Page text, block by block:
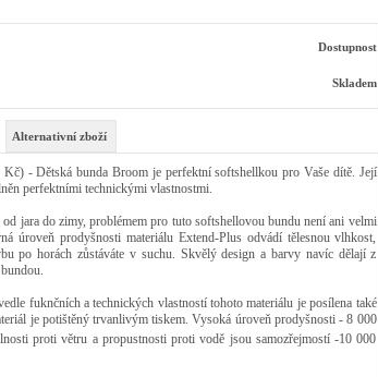
Dostupnost
Skladem
Alternativní zboží
- Dětská bunda Broom je perfektní softshellkou pro Vaše dítě. Její
perfektními technickými vlastnostmi.
jara do zimy, problémem pro tuto softshellovou bundu není ani velmi
úroveň prodyšnosti materiálu Extend-Plus odvádí tělesnou vlhkost,
po horách zůstáváte v suchu. Skvělý design a barvy navíc dělají z
fuknčních a technických vlastností tohoto materiálu je posílena také
je potištěný trvanlivým tiskem. Vysoká úroveň prodyšnosti - 8 000
proti větru a propustnosti proti vodě jsou samozřejmostí -10 000